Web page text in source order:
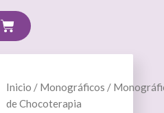
Cart
Inicio / Monográficos /
de Chocoterapia